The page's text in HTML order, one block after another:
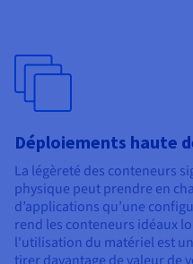
Déploiements haute
La légèreté des conteneurs
physique peut prendre en
d’applications qu’une
rend les conteneurs idéaux
l'utilisation du matériel est